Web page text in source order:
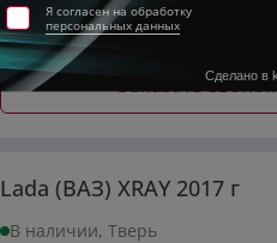
Хочу скидку
Заказать звонок
Lada (ВАЗ) XRAY 2017 г
В наличии, Тверь